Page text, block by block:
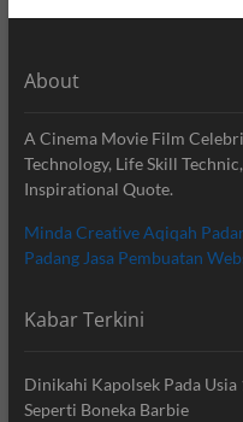
About
A Cinema Movie Film
Technology, Life Skill
Inspirational Quote.
Minda CreativeAqiqah
Padang Jasa Pembuatan
Kabar Terkini
Dinikahi Kapolsek Pada
Seperti Boneka Barbie